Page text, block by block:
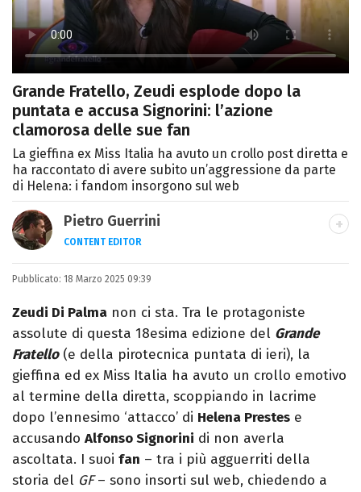
Grande Fratello, Zeudi esplode dopo la
puntata e accusa Signorini: l’azione
clamorosa delle sue fan
La gieffina ex Miss Italia ha avuto un crollo post diretta e
ha raccontato di avere subito un’aggressione da parte
di Helena: i fandom insorgono sul web
Pietro Guerrini
CONTENT EDITOR
Laurea in Lettere, smania di viaggi e
Pixar).
Pubblicato: 18 Marzo 2025 09:39
Zeudi Di Palma non ci sta. Tra le protagoniste
assolute di questa 18esima edizione del Grande
Fratello(e della pirotecnica puntata di ieri), la
gieffina ed ex Miss Italia ha avuto un crollo emotivo
al termine della diretta, scoppiando in lacrime
dopo l’ennesimo ‘attacco’ di Helena Prestes e
accusando Alfonso Signorini di non averla
ascoltata. I suoi fan – tra i più agguerriti della
storia del GF– sono insorti sul web, chiedendo a